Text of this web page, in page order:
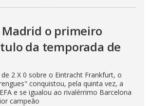
Madrid o primeiro
da temporada de
2 X 0 sobre o Eintracht Frankfurt, o
conquistou, pela quinta vez, a
e se igualou ao rivalérrimo Barcelona
campeão